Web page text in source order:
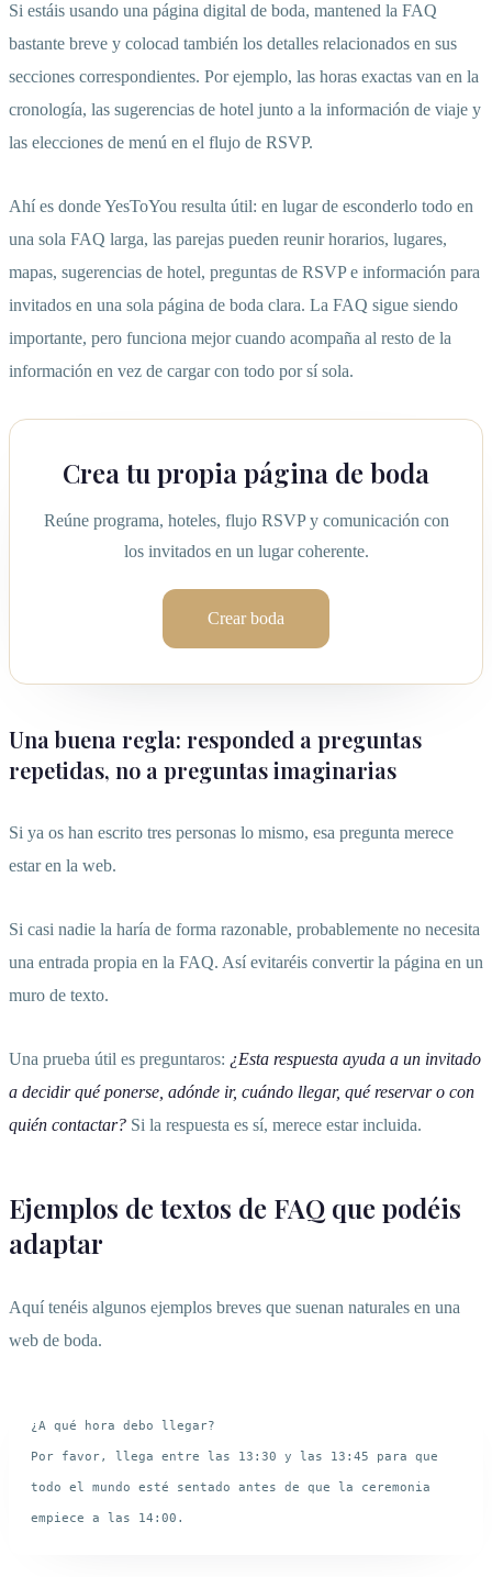
Si estáis usando una página digital de boda, mantened la FAQ
bastante breve y colocad también los detalles relacionados en sus
secciones correspondientes. Por ejemplo, las horas exactas van en la
cronología, las sugerencias de hotel junto a la información de viaje y
las elecciones de menú en el flujo de RSVP.
Ahí es donde YesToYou resulta útil: en lugar de esconderlo todo en
una sola FAQ larga, las parejas pueden reunir horarios, lugares,
mapas, sugerencias de hotel, preguntas de RSVP e información para
invitados en una sola página de boda clara. La FAQ sigue siendo
importante, pero funciona mejor cuando acompaña al resto de la
información en vez de cargar con todo por sí sola.
Crea tu propia página de boda
Reúne programa, hoteles, flujo RSVP y comunicación con
los invitados en un lugar coherente.
Crear boda
Una buena regla: responded a preguntas
repetidas, no a preguntas imaginarias
Si ya os han escrito tres personas lo mismo, esa pregunta merece
estar en la web.
Si casi nadie la haría de forma razonable, probablemente no necesita
una entrada propia en la FAQ. Así evitaréis convertir la página en un
muro de texto.
Una prueba útil es preguntaros: ¿Esta respuesta ayuda a un invitado
a decidir qué ponerse, adónde ir, cuándo llegar, qué reservar o con
quién contactar? Si la respuesta es sí, merece estar incluida.
Ejemplos de textos de FAQ que podéis
adaptar
Aquí tenéis algunos ejemplos breves que suenan naturales en una
web de boda.
¿A qué hora debo llegar?
Por favor, llega entre las 13:30 y las 13:45 para que
todo el mundo esté sentado antes de que la ceremonia